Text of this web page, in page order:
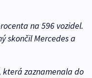
na 596 vozidel.
skončil Mercedes a
zaznamenala do